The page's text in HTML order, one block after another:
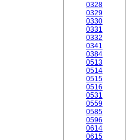
0328
0329
0330
0331
0332
0341
0384
0513
0514
0515
0516
0531
0559
0585
0596
0614
0615